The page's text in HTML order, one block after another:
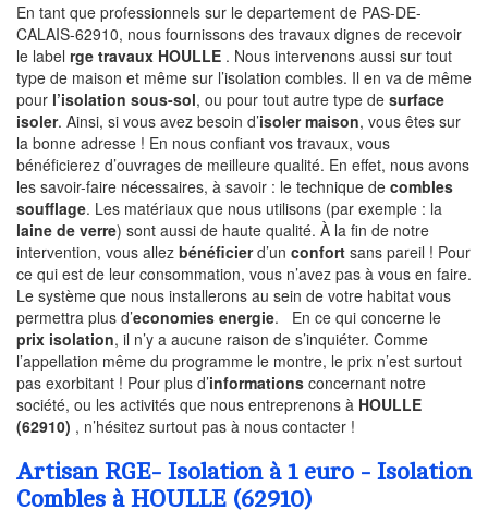
En tant que professionnels sur le departement de PAS-DE-
CALAIS-62910, nous fournissons des travaux dignes de recevoir
le label rge travaux HOULLE . Nous intervenons aussi sur tout
type de maison et même sur l’isolation combles. Il en va de même
pour l’isolation sous-sol, ou pour tout autre type de surface
isoler. Ainsi, si vous avez besoin d’isoler maison, vous êtes sur
la bonne adresse ! En nous confiant vos travaux, vous
bénéficierez d’ouvrages de meilleure qualité. En effet, nous avons
les savoir-faire nécessaires, à savoir : le technique de combles
soufflage. Les matériaux que nous utilisons (par exemple : la
laine de verre) sont aussi de haute qualité. À la fin de notre
intervention, vous allez bénéficierd’un confort sans pareil ! Pour
ce qui est de leur consommation, vous n’avez pas à vous en faire.
Le système que nous installerons au sein de votre habitat vous
permettra plus d’economies energie. En ce qui concerne le
prix isolation, il n’y a aucune raison de s’inquiéter. Comme
l’appellation même du programme le montre, le prix n’est surtout
pas exorbitant ! Pour plus d’informations concernant notre
société, ou les activités que nous entreprenons à HOULLE
(62910) , n’hésitez surtout pas à nous contacter !
Artisan RGE- Isolation à 1 euro - Isolation
Combles à HOULLE (62910)